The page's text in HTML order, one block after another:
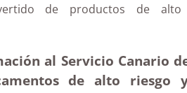
de productos de alto
al Servicio Canario
de alto riesgo